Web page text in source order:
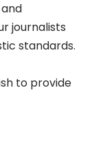
journalists
standards.
to provide